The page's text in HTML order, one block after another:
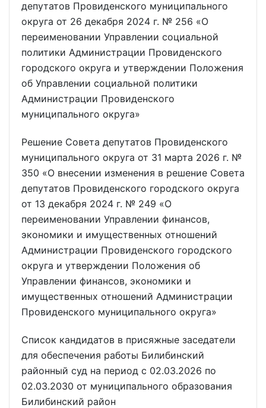
депутатов Провиденского муниципального
округа от 26 декабря 2024 г. № 256 «О
переименовании Управлении социальной
политики Администрации Провиденского
городского округа и утверждении Положения
об Управлении социальной политики
Администрации Провиденского
муниципального округа»
Решение Совета депутатов Провиденского
муниципального округа от 31 марта 2026 г. №
350 «О внесении изменения в решение Совета
депутатов Провиденского городского округа
от 13 декабря 2024 г. № 249 «О
переименовании Управлении финансов,
экономики и имущественных отношений
Администрации Провиденского городского
округа и утверждении Положения об
Управлении финансов, экономики и
имущественных отношений Администрации
Провиденского муниципального округа»
Список кандидатов в присяжные заседатели
для обеспечения работы Билибинский
районный суд на период с 02.03.2026 по
02.03.2030 от муниципального образования
Билибинский район